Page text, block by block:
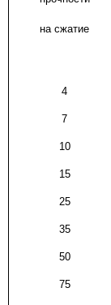
на сжатие
4
7
10
15
25
35
50
75